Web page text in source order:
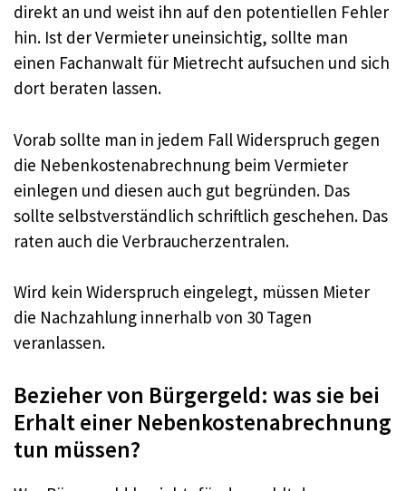
direkt an und weist ihn auf den potentiellen Fehler
hin. Ist der Vermieter uneinsichtig, sollte man
einen Fachanwalt für Mietrecht aufsuchen und sich
dort beraten lassen.
Vorab sollte man in jedem Fall Widerspruch gegen
die Nebenkostenabrechnung beim Vermieter
einlegen und diesen auch gut begründen. Das
sollte selbstverständlich schriftlich geschehen. Das
raten auch die Verbraucherzentralen.
Wird kein Widerspruch eingelegt, müssen Mieter
die Nachzahlung innerhalb von 30 Tagen
veranlassen.
Bezieher von Bürgergeld: was sie bei
Erhalt einer Nebenkostenabrechnung
tun müssen?